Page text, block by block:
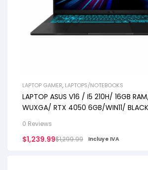
LAPTOP GAMER, LAPTOPS/NOTEBOOKS
LAPTOP ASUS V16 / I5 210H/ 16GB
WUXGA/ RTX 4050 6GB/WIN11/ BLACK
0 Reviews
$1,299.99
$1,239.99 Incluye IVA